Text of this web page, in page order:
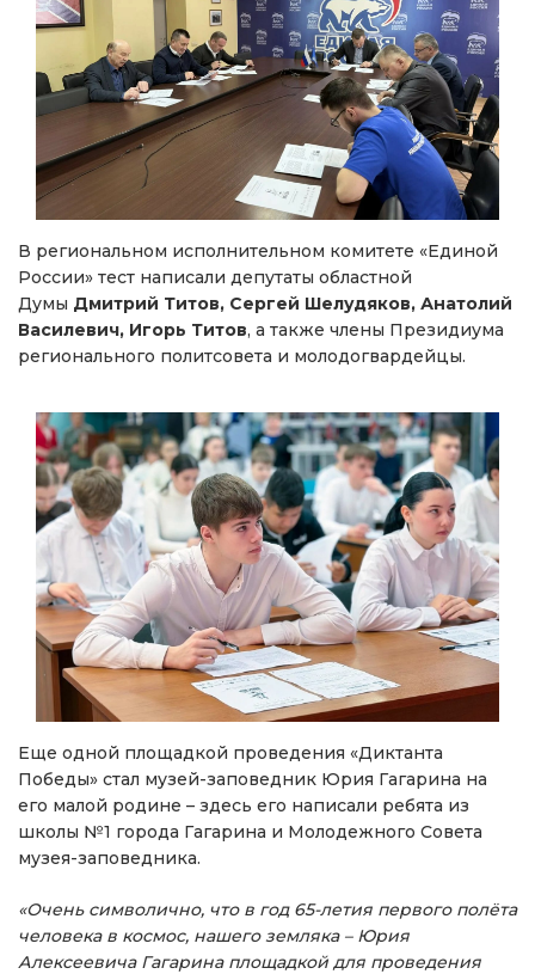
В региональном исполнительном комитете «Единой
России» тест написали депутаты областной
Думы Дмитрий Титов, Сергей Шелудяков, Анатолий
Василевич, Игорь Титов, а также члены Президиума
регионального политсовета и молодогвардейцы.
Еще одной площадкой проведения «Диктанта
Победы» стал музей-заповедник Юрия Гагарина на
его малой родине – здесь его написали ребята из
школы №1 города Гагарина и Молодежного Совета
музея-заповедника.
«Очень символично, что в год 65-летия первого полёта
человека в космос, нашего земляка – Юрия
Алексеевича Гагарина площадкой для проведения